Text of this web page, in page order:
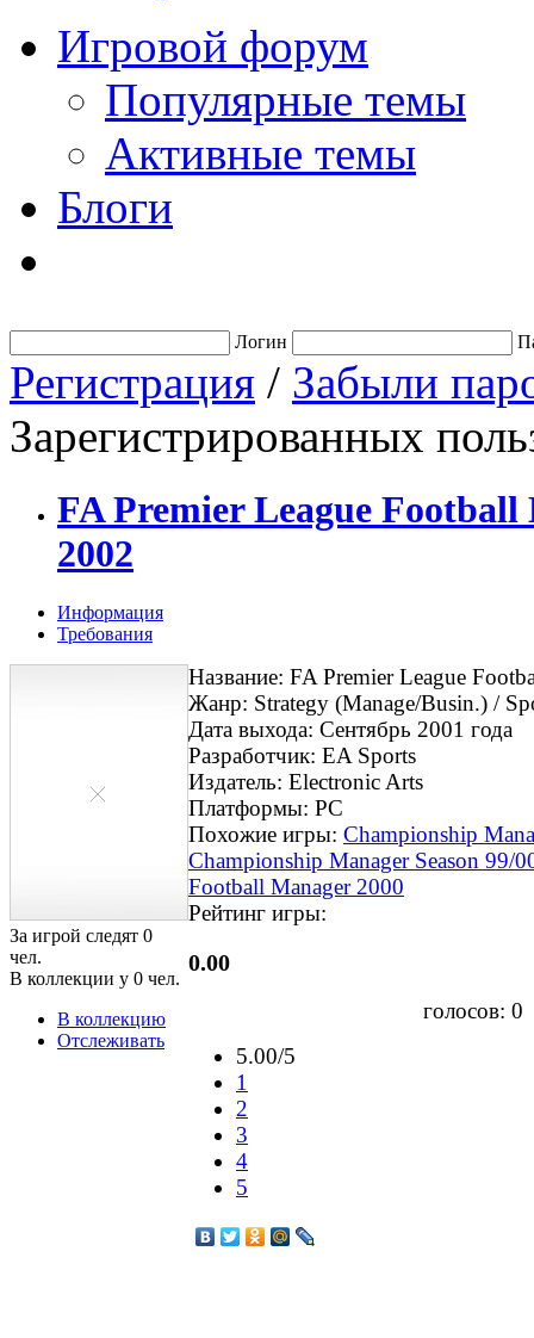
Игровой форум
Популярные темы
Активные темы
Блоги
Логин
Регистрация / Забыли
Зарегистрированных
FA Premier League Football
2002
Информация
Требования
За игрой следят 0
чел.
В коллекции у 0 чел.
В коллекцию
Отслеживать
Название: FA Premier League
Жанр: Strategy (Manage/Busin.) /
Дата выхода: Сентябрь 2001 года
Разработчик: EA Sports
Издатель: Electronic Arts
Платформы: PC
Похожие игры: Championship
Championship Manager Season 99/
Football Manager 2000
Рейтинг игры:
0.00
голосов: 0
5.00/5
1
2
3
4
5